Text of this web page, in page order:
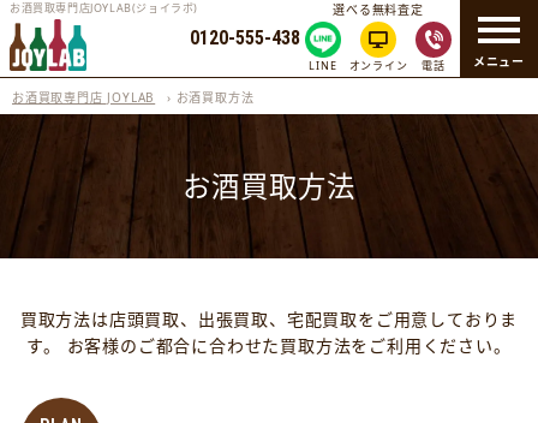
メニュー
お酒買取専門店JOYLAB(ジョイラボ)
0120-555-438
選べる無料査定
LINE オンライン 電話
お酒買取専門店 JOYLAB › お酒買取方法
お酒買取方法
買取方法は店頭買取、出張買取、宅配買取をご用意しておりま
す。
お客様のご都合に合わせた買取方法をご利用ください。